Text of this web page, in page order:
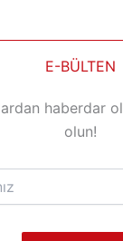
E-BÜLTEN
haberdar
olun!